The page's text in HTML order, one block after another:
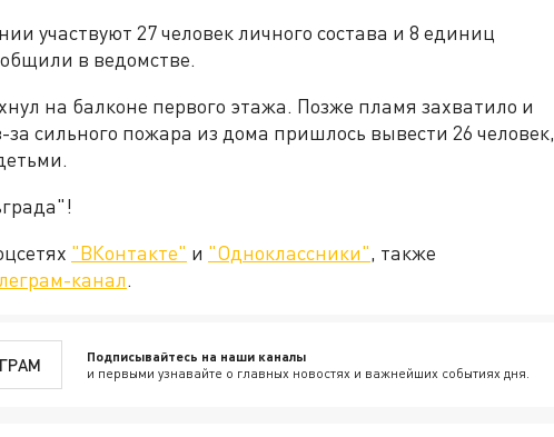
участвуют 27 человек личного состава и 8 единиц
в ведомстве.
на балконе первого этажа. Позже пламя захватило и
сильного пожара из дома пришлось вывести 26 человек,
"ВКонтакте" и "Одноклассники", также
канал.
Подписывайтесь на наши каналы
и первыми узнавайте о главных новостях и важнейших событиях дня.